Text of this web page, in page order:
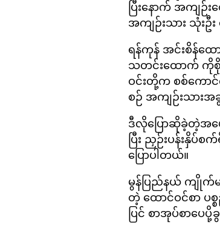
ပြီးနောက် အကျ
အကျဉ်းသား သုံးဦ
ရန်ကုန် အင်းစိန်ထေ
သတင်းထောက် ကိုစို
ဝင်းတို့က စစ်ကော
စဉ် အကျဉ်းသား
ဒီလိုပြောဆိုခဲ့တဲ့အပ
ပြီး ညှဉ်းပန်းနှိ
ပြောပါတယ်။
မွန်ပြည်နယ် ကျိုက်မ
တဲ့ ထောင်ဝင်စာ
ပြင် စာအုပ်စာပ